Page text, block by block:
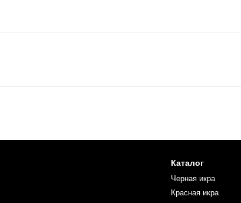
Каталог
Черная икра
Красная икра